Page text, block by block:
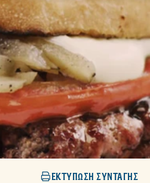
ΕΚΤΎΠΩΣΗ ΣΥΝΤΑΓΉΣ